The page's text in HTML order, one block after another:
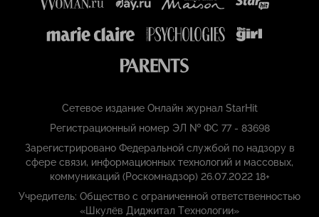
Сетевое издание Онлайн журнал StarHit
Регистрационный номер ЭЛ № ФС 77 - 83698
Зарегистрировано Федеральной службой по надзору в
сфере связи, информационных технологий и массовых,
коммуникаций (Роскомнадзор) 26.07.2022 18+
Учредитель: Общество с ограниченной ответственностью
«Шкулёв Диджитал Технологии»